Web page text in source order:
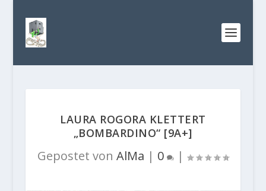
LAURA ROGORA KLETTERT
„BOMBARDINO“ [9A+]
Gepostet von AlMa | 0 |